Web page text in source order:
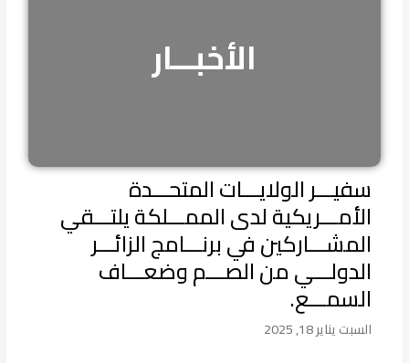
الأخبـــار
سفيـــر الولايـــات المتحـــدة
الأمـــريكية لدى الممـــلكة يلتـــقي
المشـــاركين في برنـــامج الزائـــر
الدولـــي من الصـــم وضعـــاف
السمـــع.
السبت يناير 18, 2025